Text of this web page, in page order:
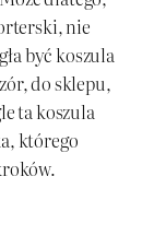
nie
być koszula
do sklepu,
ta koszula
którego